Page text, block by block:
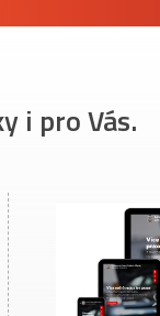
i pro Vás.